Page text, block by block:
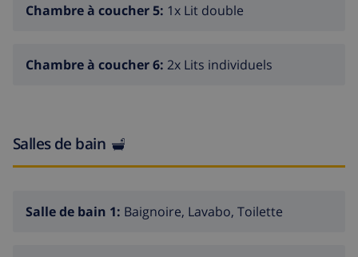
Chambre à coucher 5: 1x Lit double
Chambre à coucher 6: 2x Lits individuels
Salles de bain
Salle de bain 1: Baignoire, Lavabo, Toilette